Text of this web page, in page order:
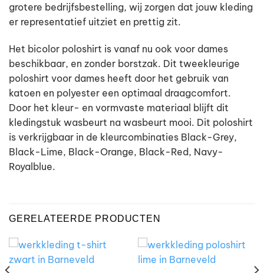
grotere bedrijfsbestelling, wij zorgen dat jouw kleding
er representatief uitziet en prettig zit.
Het bicolor poloshirt is vanaf nu ook voor dames
beschikbaar, en zonder borstzak. Dit tweekleurige
poloshirt voor dames heeft door het gebruik van
katoen en polyester een optimaal draagcomfort.
Door het kleur- en vormvaste materiaal blijft dit
kledingstuk wasbeurt na wasbeurt mooi. Dit poloshirt
is verkrijgbaar in de kleurcombinaties Black-Grey,
Black-Lime, Black-Orange, Black-Red, Navy-
Royalblue.
GERELATEERDE PRODUCTEN